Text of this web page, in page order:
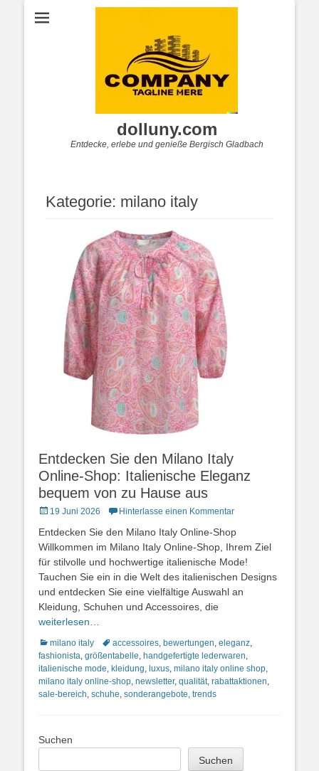
dolluny.com
Entdecke, erlebe und genieße Bergisch Gladbach
Kategorie: milano italy
Entdecken Sie den Milano Italy
Online-Shop: Italienische Eleganz
bequem von zu Hause aus
Posted
19 Juni 2026 Hinterlasse einen Kommentar
Entdecken Sie den Milano Italy Online-Shop
Willkommen im Milano Italy Online-Shop, Ihrem Ziel
für stilvolle und hochwertige italienische Mode!
Tauchen Sie ein in die Welt des italienischen Designs
und entdecken Sie eine vielfältige Auswahl an
Kleidung, Schuhen und Accessoires, die
weiterlesen…
Kategorien
milano italy Schlagworte
accessoires, bewertungen, eleganz,
fashionista, größentabelle, handgefertigte lederwaren,
italienische mode, kleidung, luxus, milano italy online shop,
milano italy online-shop, newsletter, qualität, rabattaktionen,
sale-bereich, schuhe, sonderangebote, trends
Suchen
Suchen